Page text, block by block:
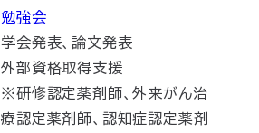
勉強会
学会発表、論文発表
外部資格取得支援
※研修認定薬剤師、外来がん治
療認定薬剤師、認知症認定薬剤